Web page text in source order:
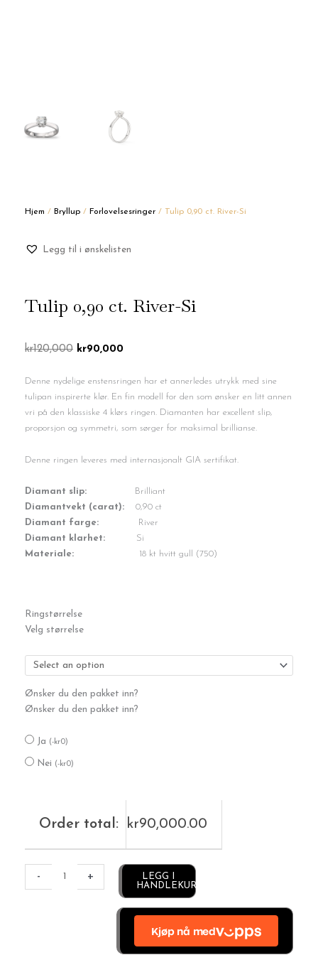
Hjem / Bryllup / Forlovelsesringer / Tulip 0,90 ct. River-Si
Legg til i ønskelisten
Tulip 0,90 ct. River-Si
kr120,000 Opprinnelig
var:
kr120,000.
kr90,000
er:
kr90,000.
Denne nydelige enstensringen har et annerledes utrykk med sine
tulipan inspirerte klør. En fin modell for den som ønsker en litt annen
vri på den klassiske 4 klørs ringen. Diamanten har excellent slip,
proporsjon og symmetri, som sørger for maksimal brillianse.
Denne ringen leveres med internasjonalt GIA sertifikat.
Diamant slip: Brilliant
Diamantvekt (carat): 0,90 ct
Diamant farge:
River
Diamant klarhet:
Si
Materiale:
18 kt hvitt gull (750)
Ringstørrelse
Velg størrelse
Ønsker du den pakket inn?
Ønsker du den pakket inn?
Ja (-kr0)
Nei (-kr0)
Order total: kr90,000.00
-
0,90
ct.
antall
+
LEGG I
HANDLEKURV